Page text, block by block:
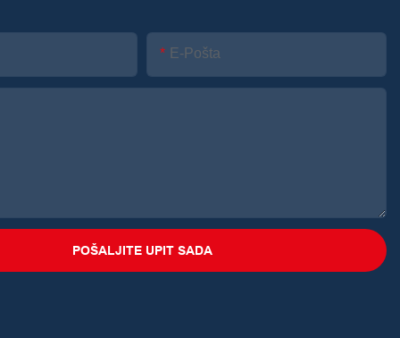
E-Pošta
POŠALJITE UPIT SADA